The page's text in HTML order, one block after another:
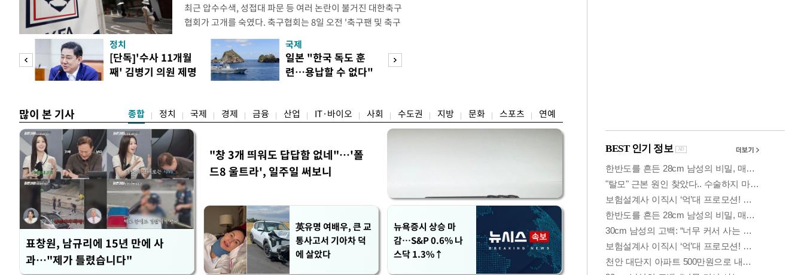
최근 압수수색, 성접대 파문 등 여러 논란이 불거진 대한축구
협회가 고개를 숙였다. 축구협회는 8일 오전 '축구팬 및 축구
관계자 여러분께 드리는 글'이라는 제목의 입장문을 발표했
다. 축구협회는 최근 2026 국제축구연맹(FIFA) 북중미 월드
컵 조별리그 탈락과 관련해 국회 문화체육관광위원회 청문
회에서 질타를 받은 데 이어, 홍명보 전 감독 선
정치
[단독]'수사 11개월
째' 김병기 의원 제명
국제
일본 "한국 독도 훈
련…용납할 수 없다"
많이 본 기사 종합 정치 국제 경제 금융 산업 IT·바이오 사회 수도권 지방 문화 스포츠 연예
표창원, 남규리에 15년 만에 사
과…"제가 틀렸습니다"
"창 3개 띄워도 답답함 없네"…'폴
드8 울트라', 일주일 써보니
英유명 여배우, 큰 교
통사고서 기아차 덕
에 살았다
뉴욕증시 상승 마
감…S&P 0.6% 나
스닥 1.3%↑